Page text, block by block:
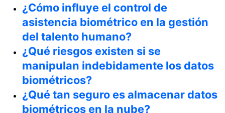
¿Cómo influye el control de
asistencia biométrico en la gestión
del talento humano?
¿Qué riesgos existen si se
manipulan indebidamente los datos
biométricos?
¿Qué tan seguro es almacenar datos
biométricos en la nube?